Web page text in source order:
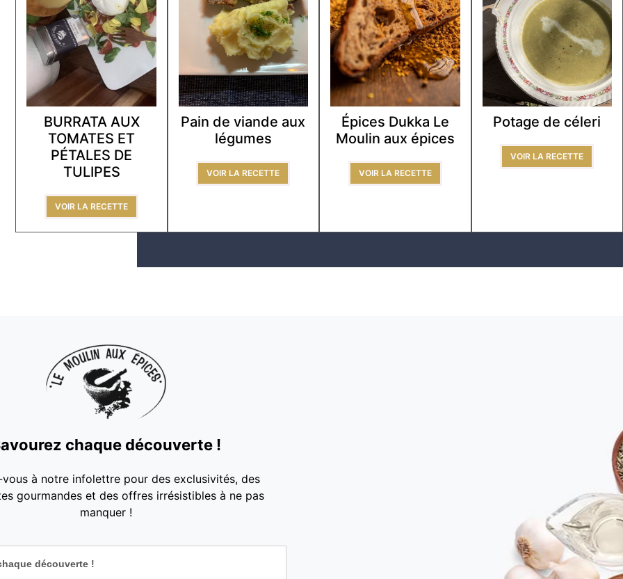
BURRATA AUX
TOMATES ET
PÉTALES DE
TULIPES
VOIR LA RECETTE
Pain de viande aux
légumes
VOIR LA RECETTE
Épices Dukka Le
Moulin aux épices
VOIR LA RECETTE
Potage de céleri
VOIR LA RECETTE
chaque découverte !
vous à notre infolettre pour des exclusivités, des
gourmandes et des offres irrésistibles à ne pas
manquer !
découverte !